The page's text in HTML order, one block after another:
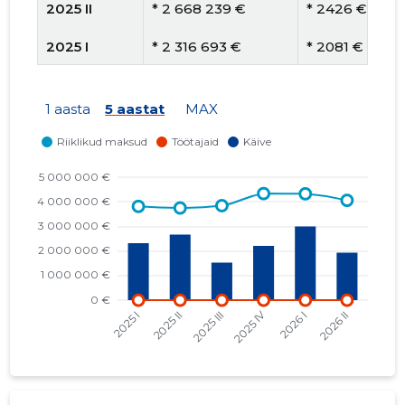
2025 II * 2 668 239 € * 2426 €
2025 I * 2 316 693 € * 2081 €
2024 I * 2 154 538 € * 1995 €
* 2 220 448 €
2023 III
* 1 918 845 € * 1824 €
1 aasta 5 aastat MAX